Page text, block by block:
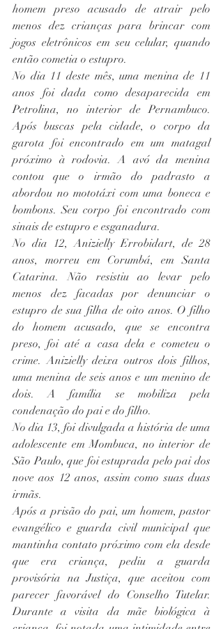
homem preso acusado de atrair pelo
menos dez crianças para brincar com
jogos eletrônicos em seu celular, quando
então cometia o estupro.
No dia 11 deste mês, uma menina de 11
anos foi dada como desaparecida em
Petrolina, no interior de Pernambuco.
Após buscas pela cidade, o corpo da
garota foi encontrado em um matagal
próximo à rodovia. A avó da menina
contou que o irmão do padrasto a
abordou no mototáxi com uma boneca e
bombons. Seu corpo foi encontrado com
sinais de estupro e esganadura.
No dia 12, Anizielly Errobidart, de 28
anos, morreu em Corumbá, em Santa
Catarina. Não resistiu ao levar pelo
menos dez facadas por denunciar o
estupro de sua filha de oito anos. O filho
do homem acusado, que se encontra
preso, foi até a casa dela e cometeu o
crime. Anizielly deixa outros dois filhos,
uma menina de seis anos e um menino de
dois. A família se mobiliza pela
condenação do pai e do filho.
No dia 13, foi divulgada a história de uma
adolescente em Mombuca, no interior de
São Paulo, que foi estuprada pelo pai dos
nove aos 12 anos, assim como suas duas
irmãs.
Após a prisão do pai, um homem, pastor
evangélico e guarda civil municipal que
mantinha contato próximo com ela desde
que era criança, pediu a guarda
provisória na Justiça, que aceitou com
parecer favorável do Conselho Tutelar.
Durante a visita da mãe biológica à